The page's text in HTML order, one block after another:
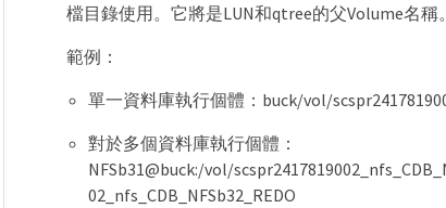
檔目錄使用。它將是LUN和qtree的父Volume名稱。
範例：
單一資料庫執行個體：buck/vol/
對於多個資料庫執行個體：
NFSb31@buck:/vol/
02_nfs_CDB_NFSb32_REDO